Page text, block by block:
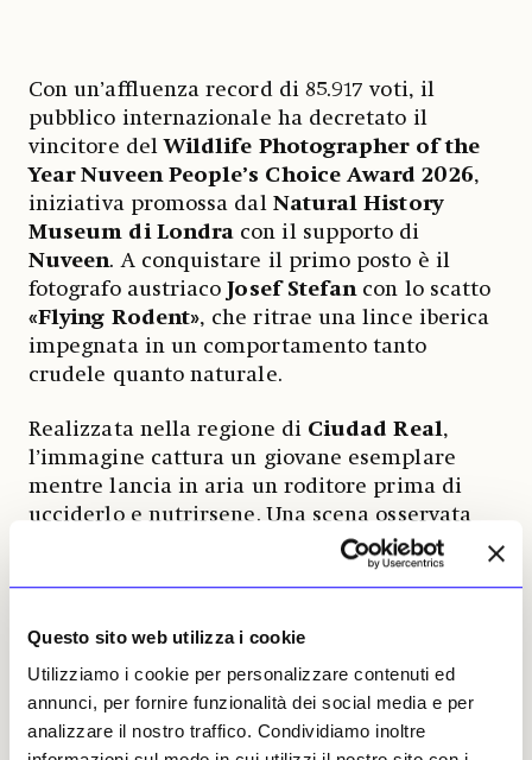
Questo sito web utilizza i cookie
Utilizziamo i cookie per personalizzare contenuti ed
annunci, per fornire funzionalità dei social media e per
analizzare il nostro traffico. Condividiamo inoltre
Con un’affluenza record di 85.917 voti, il
pubblico internazionale ha decretato il
vincitore delWildlife Photographer of the
Year Nuveen People’s Choice Award 2026,
iniziativa promossa dal Natural History
Museum di Londra con il supporto di
Nuveen. A conquistare il primo posto è il
fotografo austriacoJosef Stefancon lo scatto
«Flying Rodent», che ritrae una lince iberica
impegnata in un comportamento tanto
crudele quanto naturale.
Realizzata nella regione di Ciudad Real,
l’immagine cattura un giovane esemplare
mentre lancia in aria un roditore prima di
ucciderlo e nutrirsene. Una scena osservata
dall’autore per circa venti minuti, durante un
soggiorno di due settimane trascorso in
dimensione ludica e predatoria della specie.
dell’estinzione, conta oggi oltre 2mila
esemplari grazie a programmi di
conservazione, diventando simbolo concreto